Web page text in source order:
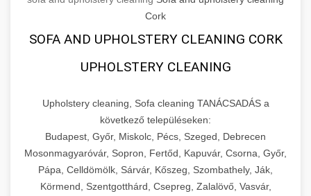
Cork
SOFA AND UPHOLSTERY CLEANING CORK
UPHOLSTERY CLEANING
Upholstery cleaning, Sofa cleaning TANÁCSADÁS a
következő településeken:
Budapest, Győr, Miskolc, Pécs, Szeged, Debrecen
Mosonmagyaróvár, Sopron, Fertőd, Kapuvár, Csorna, Győr,
Pápa, Celldömölk, Sárvár, Kőszeg, Szombathely, Ják,
Körmend, Szentgotthárd, Csepreg, Zalalövő, Vasvár,